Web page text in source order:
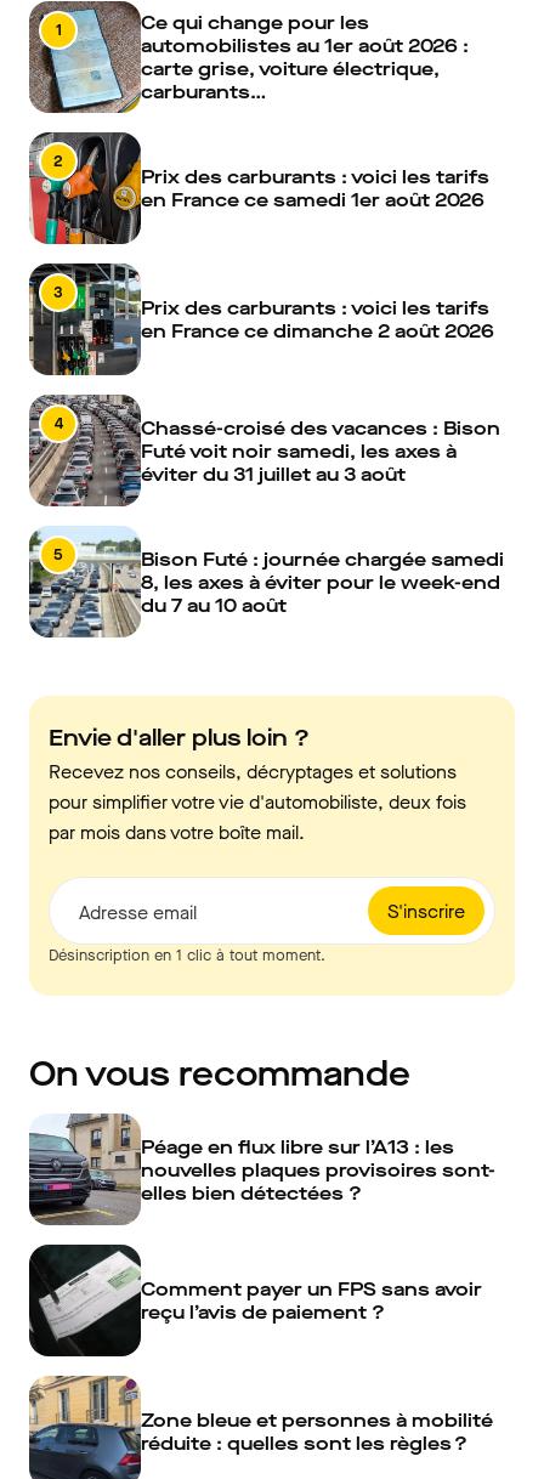
1
Ce qui change pour les
automobilistes au 1er août 2026 :
carte grise, voiture électrique,
carburants…
2
Prix des carburants : voici les tarifs
en France ce samedi 1er août 2026
3
Prix des carburants : voici les tarifs
en France ce dimanche 2 août 2026
4
Chassé-croisé des vacances : Bison
Futé voit noir samedi, les axes à
éviter du 31 juillet au 3 août
5
Bison Futé : journée chargée samedi
8, les axes à éviter pour le week-end
du 7 au 10 août
Envie d'aller plus loin ?
Recevez nos conseils, décryptages et solutions
pour simplifier votre vie d'automobiliste, deux fois
par mois dans votre boîte mail.
S'inscrire
Adresse email
Désinscription en 1 clic à tout moment.
On vous recommande
Péage en flux libre sur l’A13 : les
nouvelles plaques provisoires sont-
elles bien détectées ?
Comment payer un FPS sans avoir
reçu l’avis de paiement ?
Zone bleue et personnes à mobilité
réduite : quelles sont les règles ?